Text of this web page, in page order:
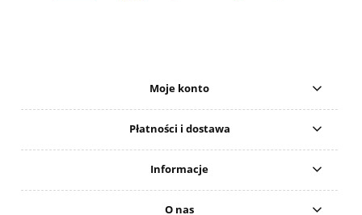
Moje konto
Płatności i dostawa
Informacje
O nas